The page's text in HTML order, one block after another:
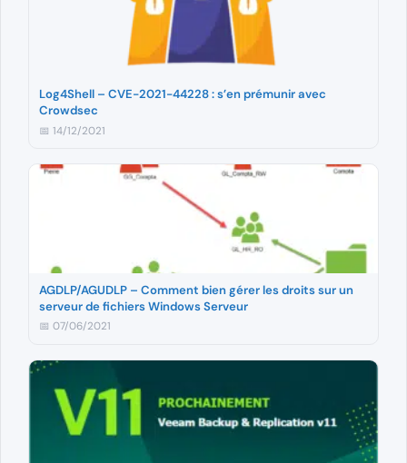
Log4Shell – CVE-2021-44228 : s’en prémunir avec
Crowdsec
📅 14/12/2021
AGDLP/AGUDLP – Comment bien gérer les droits sur un
serveur de fichiers Windows Serveur
📅 07/06/2021